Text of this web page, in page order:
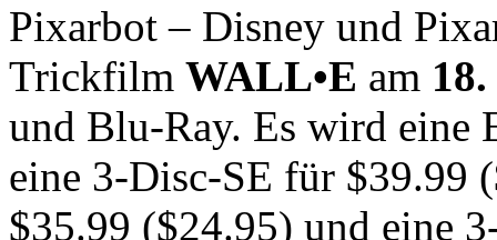
Pixarbot – Disney und
Trickfilm WALL•E am
und Blu-Ray. Es wird
eine 3-Disc-SE für $39.99
$35.99 ($24.95) und eine